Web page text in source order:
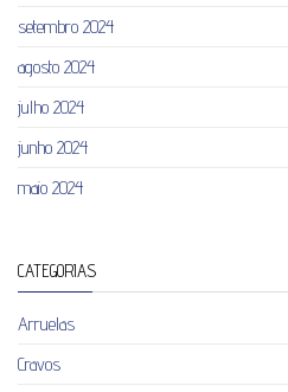
setembro 2024
agosto 2024
julho 2024
junho 2024
maio 2024
CATEGORIAS
Arruelas
Cravos